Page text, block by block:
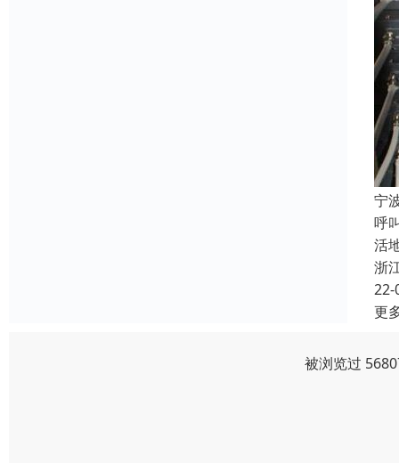
宁
呼
活
浙
22-
更
被浏览过